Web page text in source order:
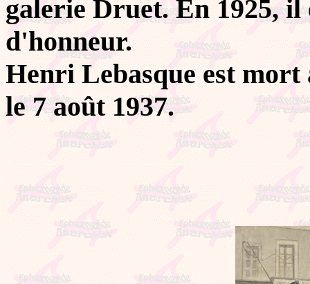
galerie Druet. En 1925,
d'honneur.
Henri Lebasque est
le 7 août 1937.